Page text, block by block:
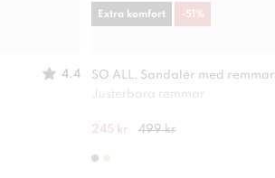
4.4 SO ALL, Sandaler med remmar
Justerbara remmar
245 kr 499 kr
Extra komfort -51 %